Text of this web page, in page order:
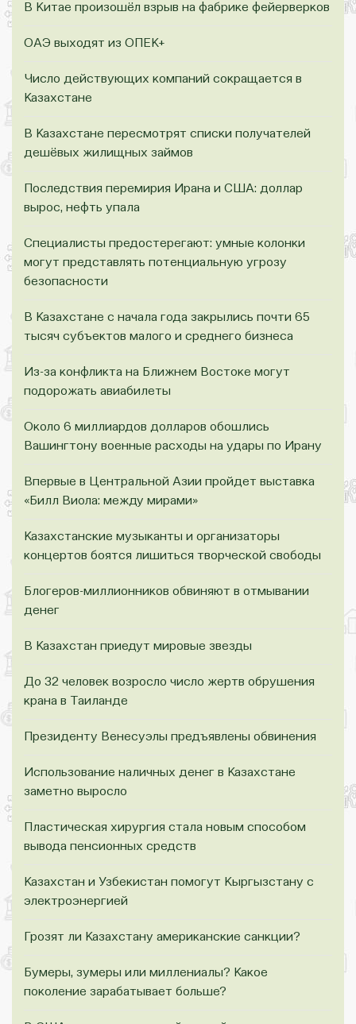
В Китае произошёл взрыв на фабрике фейерверков
ОАЭ выходят из ОПЕК+
Число действующих компаний сокращается в
Казахстане
В Казахстане пересмотрят списки получателей
дешёвых жилищных займов
Последствия перемирия Ирана и США: доллар
вырос, нефть упала
Специалисты предостерегают: умные колонки
могут представлять потенциальную угрозу
безопасности
В Казахстане с начала года закрылись почти 65
тысяч субъектов малого и среднего бизнеса
Из-за конфликта на Ближнем Востоке могут
подорожать авиабилеты
Около 6 миллиардов долларов обошлись
Вашингтону военные расходы на удары по Ирану
Впервые в Центральной Азии пройдет выставка
«Билл Виола: между мирами»
Казахстанские музыканты и организаторы
концертов боятся лишиться творческой свободы
Блогеров-миллионников обвиняют в отмывании
денег
В Казахстан приедут мировые звезды
До 32 человек возросло число жертв обрушения
крана в Таиланде
Президенту Венесуэлы предъявлены обвинения
Использование наличных денег в Казахстане
заметно выросло
Пластическая хирургия стала новым способом
вывода пенсионных средств
Казахстан и Узбекистан помогут Кыргызстану с
электроэнергией
Грозят ли Казахстану американские санкции?
Бумеры, зумеры или миллениалы? Какое
поколение зарабатывает больше?